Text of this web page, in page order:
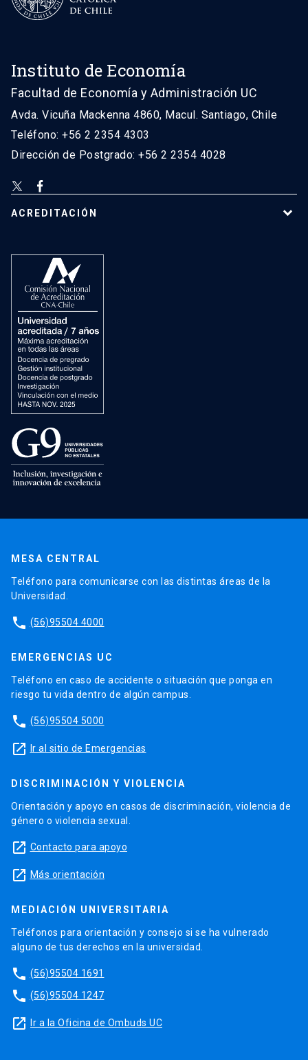
Instituto de Economía
Facultad de Economía y Administración UC
Avda. Vicuña Mackenna 4860, Macul. Santiago, Chile
Teléfono: +56 2 2354 4303
Dirección de Postgrado: +56 2 2354 4028
ACREDITACIÓN
MESA CENTRAL
Teléfono para comunicarse con las distintas áreas de la
Universidad.
phone (56)95504 4000
EMERGENCIAS UC
Teléfono en caso de accidente o situación que ponga en
riesgo tu vida dentro de algún campus.
phone (56)95504 5000
launch Ir al sitio de Emergencias
DISCRIMINACIÓN Y VIOLENCIA
Orientación y apoyo en casos de discriminación, violencia de
género o violencia sexual.
launch Contacto para apoyo
launch Más orientación
MEDIACIÓN UNIVERSITARIA
Teléfonos para orientación y consejo si se ha vulnerado
alguno de tus derechos en la universidad.
phone (56)95504 1691
phone (56)95504 1247
launch Ir a la Oficina de Ombuds UC